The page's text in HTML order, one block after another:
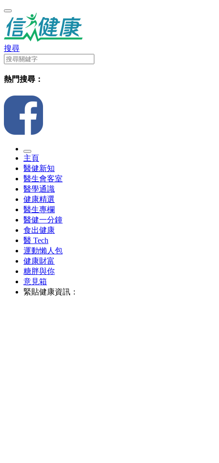
搜尋
熱門搜尋：
主頁
醫健新知
醫生會客室
醫學通識
健康精選
醫生專欄
醫健一分鐘
食出健康
醫 Tech
運動懶人包
健康財富
糖胖與你
意見箱
緊貼健康資訊：